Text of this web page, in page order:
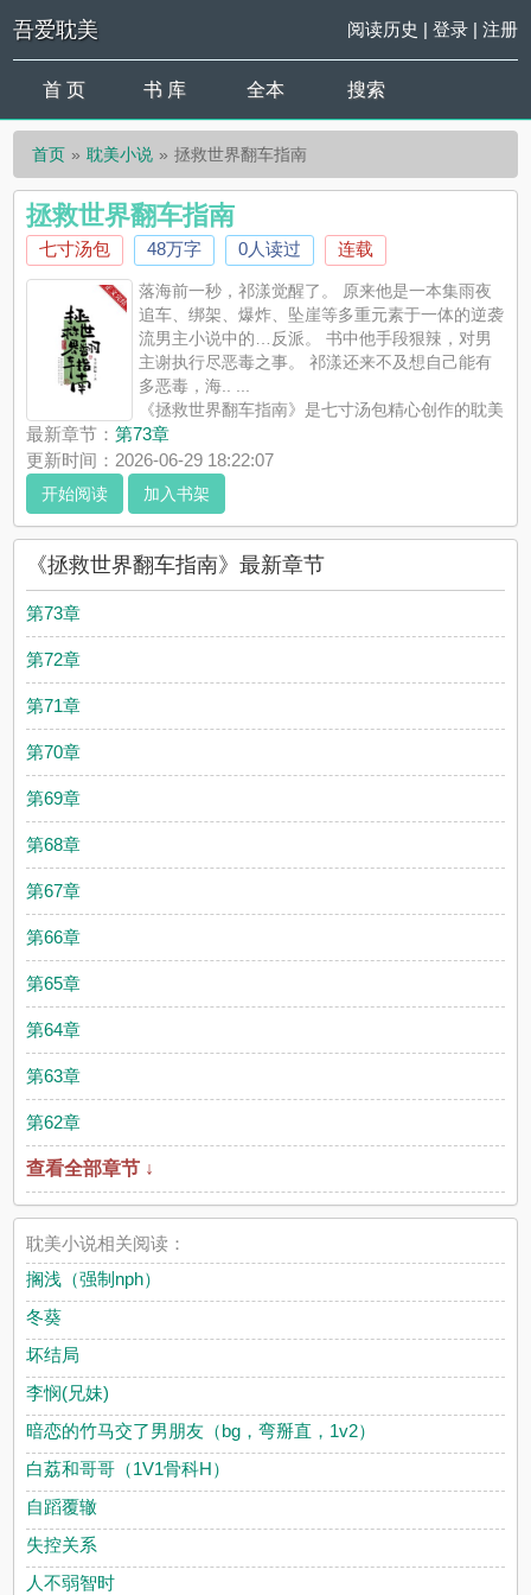
吾爱耽美 阅读历史 | 登录| 注册
首 页 书 库 全本 搜索
首页 耽美小说 拯救世界翻车指南
拯救世界翻车指南
七寸汤包 48万字 0人读过 连载
落海前一秒，祁漾觉醒了。 原来他是一本集雨夜
追车、绑架、爆炸、坠崖等多重元素于一体的逆袭
流男主小说中的…反派。 书中他手段狠辣，对男
主谢执行尽恶毒之事。 祁漾还来不及想自己能有
多恶毒，海.. ...
《拯救世界翻车指南》是七寸汤包精心创作的耽美
小说，吾爱耽美实时更新拯救世界翻车指南最新章节并且提供无
弹窗阅读，书友所发表的拯救世界翻车指南评论，并不代表吾爱
耽美赞同或者支持拯救世界翻车指南读者的观点。
最新章节：第73章
更新时间：2026-06-29 18:22:07
开始阅读 加入书架
《拯救世界翻车指南》最新章节
第73章
第72章
第71章
第70章
第69章
第68章
第67章
第66章
第65章
第64章
第63章
第62章
查看全部章节 ↓
耽美小说相关阅读：
搁浅（强制nph）
冬葵
坏结局
李悯(兄妹)
暗恋的竹马交了男朋友（bg，弯掰直，1v2）
白荔和哥哥（1V1骨科H）
自蹈覆辙
失控关系
人不弱智时